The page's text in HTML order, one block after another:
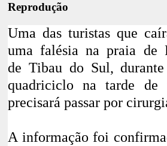
Reprodução
Uma das turistas que
uma falésia na praia de
deTibau do Sul,
quadriciclo na tarde de
precisará passar por
A informação foi